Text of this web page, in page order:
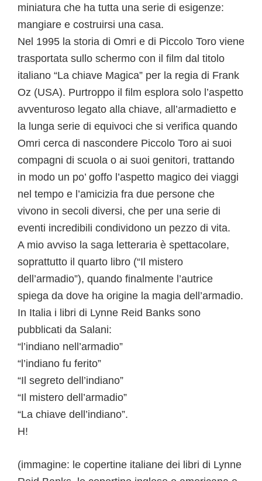
miniatura che ha tutta una serie di esigenze:
mangiare e costruirsi una casa.
Nel 1995 la storia di Omri e di Piccolo Toro viene
trasportata sullo schermo con il film dal titolo
italiano “La chiave Magica” per la regia di Frank
Oz (USA). Purtroppo il film esplora solo l’aspetto
avventuroso legato alla chiave, all’armadietto e
la lunga serie di equivoci che si verifica quando
Omri cerca di nascondere Piccolo Toro ai suoi
compagni di scuola o ai suoi genitori, trattando
in modo un po’ goffo l’aspetto magico dei viaggi
nel tempo e l’amicizia fra due persone che
vivono in secoli diversi, che per una serie di
eventi incredibili condividono un pezzo di vita.
A mio avviso la saga letteraria è spettacolare,
soprattutto il quarto libro (“Il mistero
dell’armadio”), quando finalmente l’autrice
spiega da dove ha origine la magia dell’armadio.
In Italia i libri di Lynne Reid Banks sono
pubblicati da Salani:
“l’indiano nell’armadio”
“l’indiano fu ferito”
“Il segreto dell’indiano”
“Il mistero dell’armadio”
“La chiave dell’indiano”.
H!
(immagine: le copertine italiane dei libri di Lynne